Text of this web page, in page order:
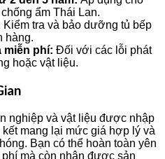
ẩm Thái Lan.
Kiểm tra và bảo dưỡng tủ bếp
hàng.
miễn phí: Đối với các lỗi phát
hoặc vật liệu.
nghiệp và vật liệu được nhập
mang lại mức giá hợp lý và
Bạn có thể hoàn toàn yên
mà còn nhận được sản